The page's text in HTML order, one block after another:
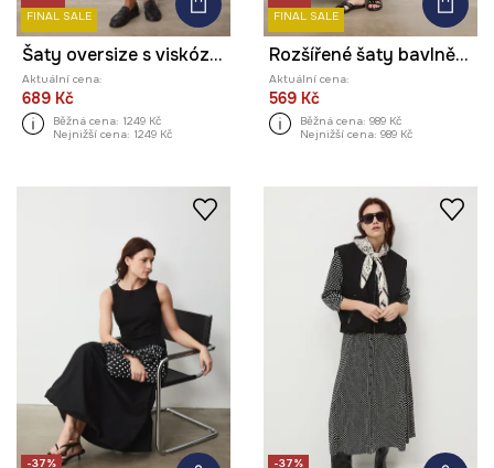
FINAL SALE
Šaty oversize s viskózou s krajkovými vsadkami
Aktuální cena:
689 Kč
Běžná cena: 1249 Kč
Nejnižší cena: 1249 Kč
FINAL SALE
Rozšířené šaty bavlněné s elastanem hladké
Aktuální cena:
569 Kč
Běžná cena: 989 Kč
Nejnižší cena: 989 Kč
-37%
-37%